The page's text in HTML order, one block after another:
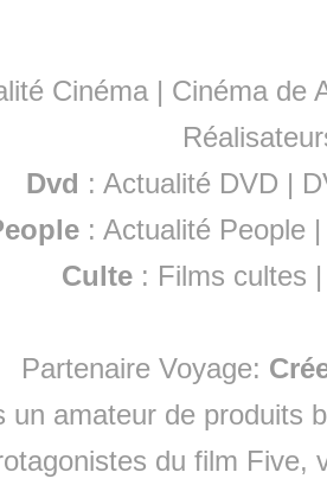
Cinéma | Cinéma de
Dvd : Actualité DVD |
:Actualité People
Culte : Films cultes
Partenaire Voyage:
un amateur de produits
du film Five,